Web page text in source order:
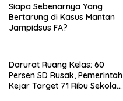
Siapa Sebenarnya Yang
Bertarung di Kasus Mantan
Jampidsus FA?
Darurat Ruang Kelas: 60
Persen SD Rusak, Pemerintah
Kejar Target 71 Ribu Sekolah